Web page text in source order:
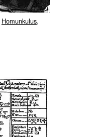
Homunkulus,